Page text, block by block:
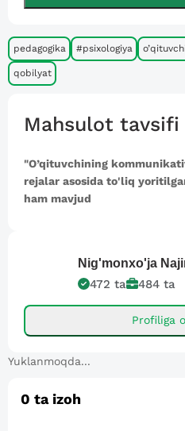
pedagogika #psixologiya
qobilyat
Mahsulot tavsifi
"O’qituvchining
rejalar asosida to'liq
ham mavjud
Nig'monxo'ja
472 ta 484 ta
Profiliga
Yuklanmoqda...
0 ta izoh